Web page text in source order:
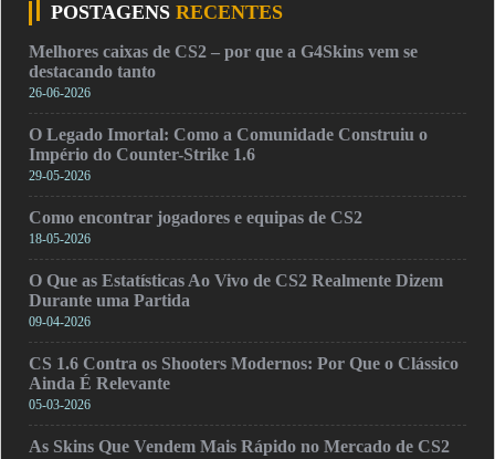
POSTAGENS RECENTES
Melhores caixas de CS2 – por que a G4Skins vem se
destacando tanto
26-06-2026
O Legado Imortal: Como a Comunidade Construiu o
Império do Counter-Strike 1.6
29-05-2026
Como encontrar jogadores e equipas de CS2
18-05-2026
O Que as Estatísticas Ao Vivo de CS2 Realmente Dizem
Durante uma Partida
09-04-2026
CS 1.6 Contra os Shooters Modernos: Por Que o Clássico
Ainda É Relevante
05-03-2026
As Skins Que Vendem Mais Rápido no Mercado de CS2